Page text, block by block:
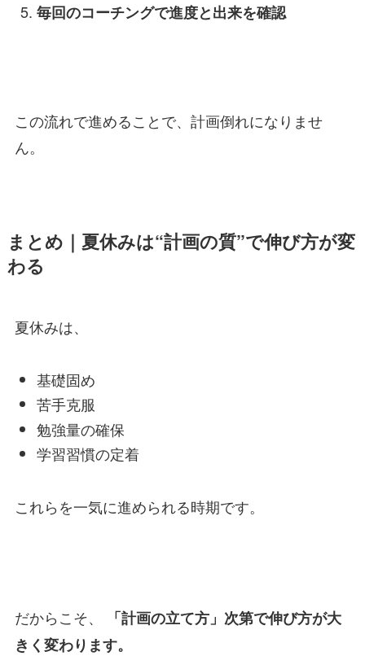
毎回のコーチングで進度と出来を確認
この流れで進めることで、計画倒れになりませ
ん。
まとめ｜夏休みは“計画の質”で伸び方が変
わる
夏休みは、
基礎固め
苦手克服
勉強量の確保
学習習慣の定着
これらを一気に進められる時期です。
だからこそ、
「計画の立て方」次第で伸び方が大
きく変わります。